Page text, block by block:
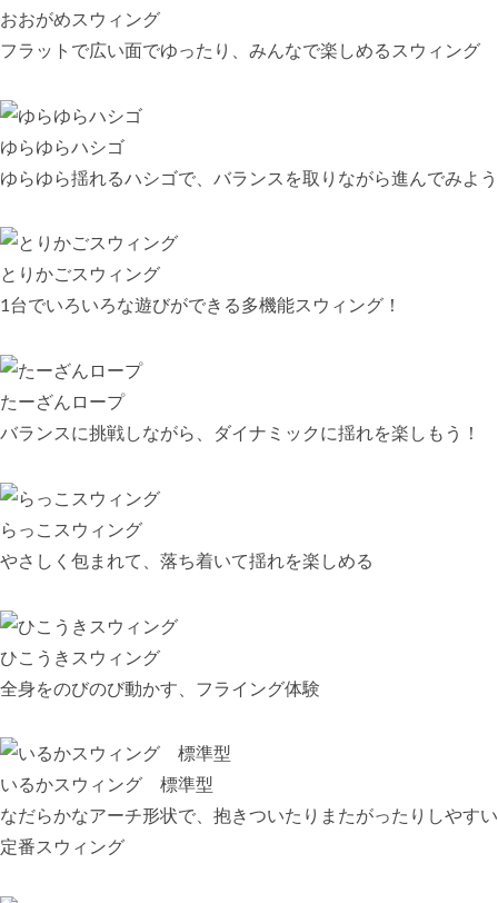
おおがめスウィング
フラットで広い面でゆったり、みんなで楽しめるスウィング
ゆらゆらハシゴ
ゆらゆら揺れるハシゴで、バランスを取りながら進んでみよう
とりかごスウィング
1台でいろいろな遊びができる多機能スウィング！
たーざんロープ
バランスに挑戦しながら、ダイナミックに揺れを楽しもう！
らっこスウィング
やさしく包まれて、落ち着いて揺れを楽しめる
ひこうきスウィング
全身をのびのび動かす、フライング体験
いるかスウィング 標準型
なだらかなアーチ形状で、抱きついたりまたがったりしやすい
定番スウィング